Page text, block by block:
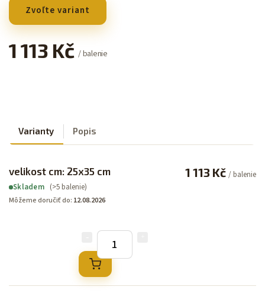
1 113 Kč/ balenie
Zvoľte variant
Varianty Popis
velikost cm: 25x35 cm
Skladem (>5 balenie)
Môžeme doručiť do: 12.08.2026
1 113 Kč / balenie